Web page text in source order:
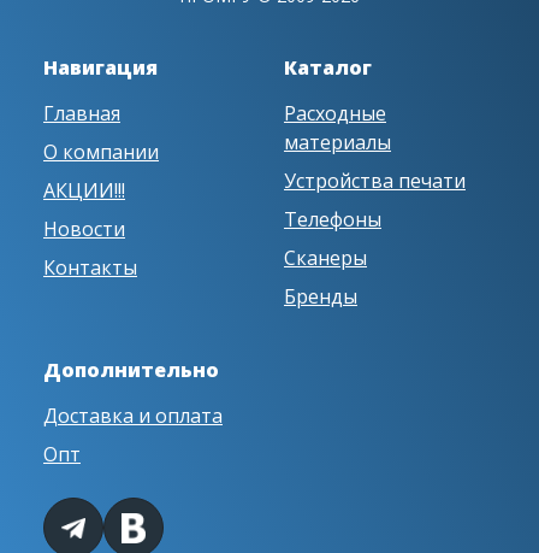
Навигация
Главная
О компании
АКЦИИ!!!
Новости
Контакты
Каталог
Расходные
материалы
Устройства печати
Телефоны
Сканеры
Бренды
Дополнительно
Доставка и оплата
Опт